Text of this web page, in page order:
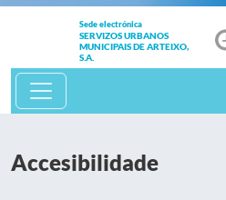
Sede electrónica
SERVIZOS URBANOS
MUNICIPAIS DE ARTEIXO,
S.A.
Accesibilidade